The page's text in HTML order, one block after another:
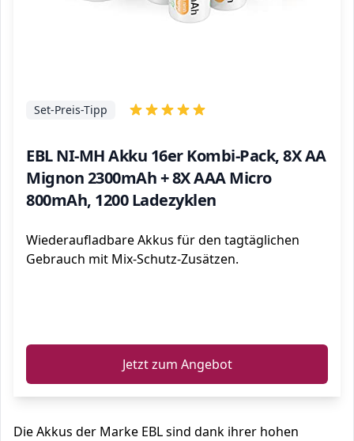
EBL NI-MH Akku 16er Kombi-Pack, 8X AA
Mignon 2300mAh + 8X AAA Micro
800mAh, 1200 Ladezyklen
Set-Preis-Tipp
Wiederaufladbare Akkus für den tagtäglichen
Gebrauch mit Mix-Schutz-Zusätzen.
Jetzt zum Angebot
Die Akkus der Marke EBL sind dank ihrer hohen